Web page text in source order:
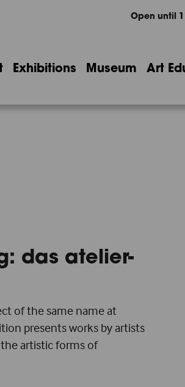
Open until
Exhibitions Museum Art
das atelier-
of the same name at
presents works by artists
artistic forms of